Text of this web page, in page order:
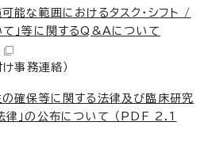
能な範囲におけるタスク・シフト /
て」等に関するQ&Aについて
事務連絡）
の確保等に関する法律及び臨床研究
律」の公布について （PDF 2.1